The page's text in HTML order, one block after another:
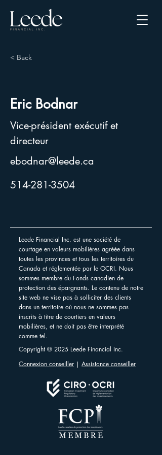
< Back
Eric Bodnar
Vice-président exécutif et
directeur
ebodnar@leede.ca
514-281-3504
Leede Financial Inc. est une société de
courtage en valeurs mobilières agréée dans
toutes les provinces et tous les territoires du
Canada et réglementée par le OCRI. Nous
sommes membre du Fonds canadien de
protection des épargnants. Le contenu de notre
site web ne vise pas à solliciter des clients
dans un territoire où nous ne sommes pas
inscrits à titre de courtiers en valeurs
mobilières, et ne doit pas être interprété
comme tel.
Copyright © 2025 Leede Financial Inc.
Connexion conseiller | Assistance conseiller